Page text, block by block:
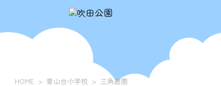
HOME 青山台小学校 三角遊園